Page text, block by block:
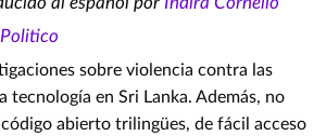
Politico
sobre violencia contra las
tecnología en Sri Lanka. Además, no
abierto trilingües, de fácil acceso